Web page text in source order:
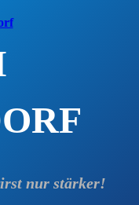
nur stärker!